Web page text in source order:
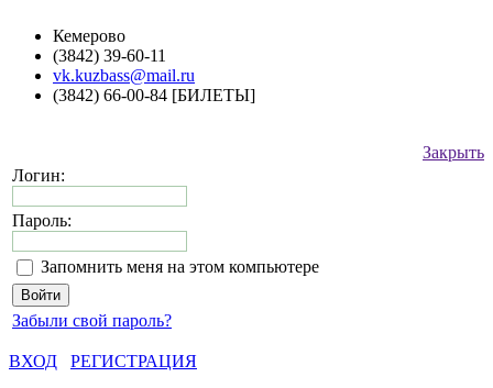
Кемерово
(3842) 39-60-11
vk.kuzbass@mail.ru
(3842) 66-00-84 [БИЛЕТЫ]
Закрыть
Логин:
Пароль:
Запомнить меня на этом компьютере
Забыли свой пароль?
ВХОД
РЕГИСТРАЦИЯ